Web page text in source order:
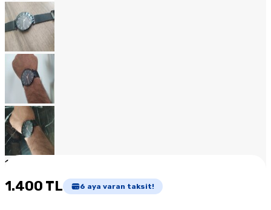
1
1.400 TL 6 aya varan taksit!